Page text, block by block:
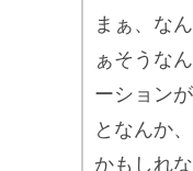
まぁ、な
ぁそうな
ーション
となんか
かもしれな